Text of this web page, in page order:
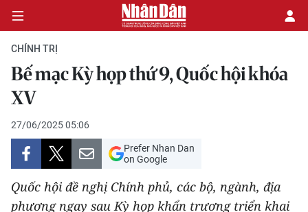
CHÍNH TRỊ
KINH TẾ
VĂN HÓA
XÃ HỘI
CHÍNH TRỊ
Bế mạc Kỳ họp thứ 9, Quốc hội khóa
XV
27/06/2025 05:06
Prefer Nhan Dan
on Google
Quốc hội đề nghị Chính phủ, các bộ, ngành, địa
phương ngay sau Kỳ họp khẩn trương triển khai